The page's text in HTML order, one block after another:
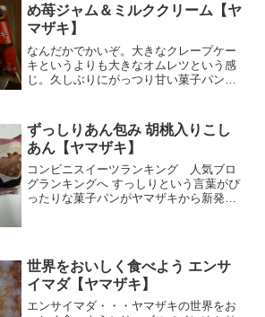
め苺ジャム＆ミルククリーム【ヤ
マザキ】
なんだかでかいぞ。大きなクレープケー
キというよりも大きなオムレツという感
じ。久しぶりにがっつり甘い菓子パン食
ぞ。おこちゃま大丈夫かな？へぇ～～。
こうくるか。パッケージを...
ずっしりあん包み 胡桃入りこし
あん【ヤマザキ】
コンビニスイーツランキング 人気ブロ
グランキングへ すっしりという言葉がぴ
ったりな菓子パンがヤマザキから新発売
世界をおいしく食べよう エンサ
イマダ【ヤマザキ】
エンサイマダ・・・ヤマザキの世界をお